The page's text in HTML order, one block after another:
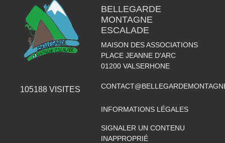
105188 VISITES
BELLEGARDE
MONTAGNE
ESCALADE
MAISON DES ASSOCIATIONS
PLACE JEANNE D'ARC
01200 VALSERHONE
INFORMATIONS LÉGALES
SIGNALER UN CONTENU
INAPPROPRIÉ